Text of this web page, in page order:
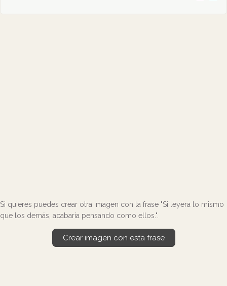
Si quieres puedes crear otra imagen con la frase "Si leyera lo mismo
que los demás, acabaría pensando como ellos.".
Crear imagen con esta frase